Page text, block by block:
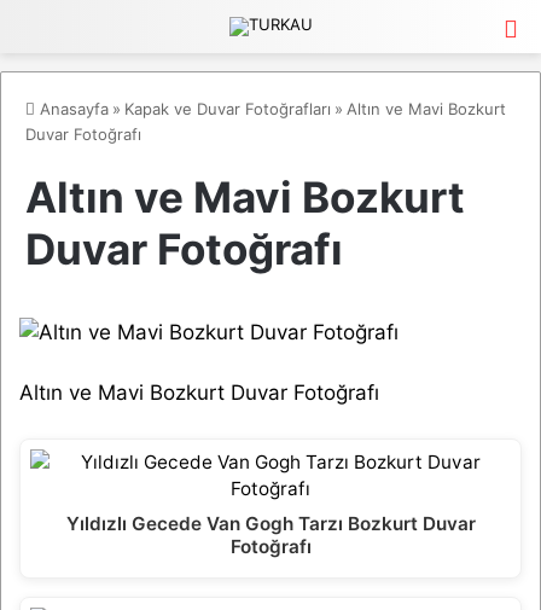
Anasayfa » Kapak ve Duvar Fotoğrafları » Altın ve Mavi Bozkurt
Duvar Fotoğrafı
Altın ve Mavi Bozkurt
Duvar Fotoğrafı
Altın ve Mavi Bozkurt Duvar Fotoğrafı
Yıldızlı Gecede Van Gogh Tarzı Bozkurt Duvar
Fotoğrafı